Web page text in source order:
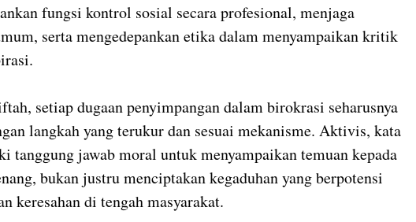
fungsi kontrol sosial secara profesional, menjaga
serta mengedepankan etika dalam menyampaikan kritik
setiap dugaan penyimpangan dalam birokrasi seharusnya
langkah yang terukur dan sesuai mekanisme. Aktivis, kata
tanggung jawab moral untuk menyampaikan temuan kepada
bukan justru menciptakan kegaduhan yang berpotensi
keresahan di tengah masyarakat.